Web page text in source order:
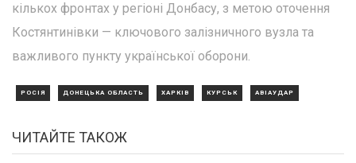
кількох фронтах у регіоні Донбасу, з метою оточення
Костянтинівки — ключового залізничного вузла та
важливого пункту української оборони.
РОСІЯ ДОНЕЦЬКА ОБЛАСТЬ ХАРКІВ КУРСЬК АВІАУДАР
ЧИТАЙТЕ ТАКОЖ